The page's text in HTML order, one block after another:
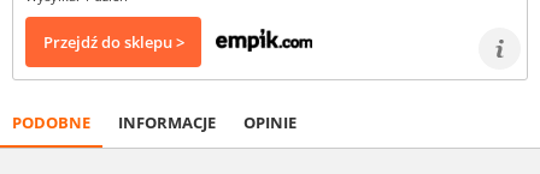
Przejdź do sklepu >
PODOBNE INFORMACJE OPINIE